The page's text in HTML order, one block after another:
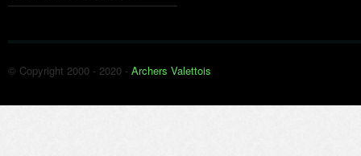
© Copyright 2000 - 2020 - Archers Valettois